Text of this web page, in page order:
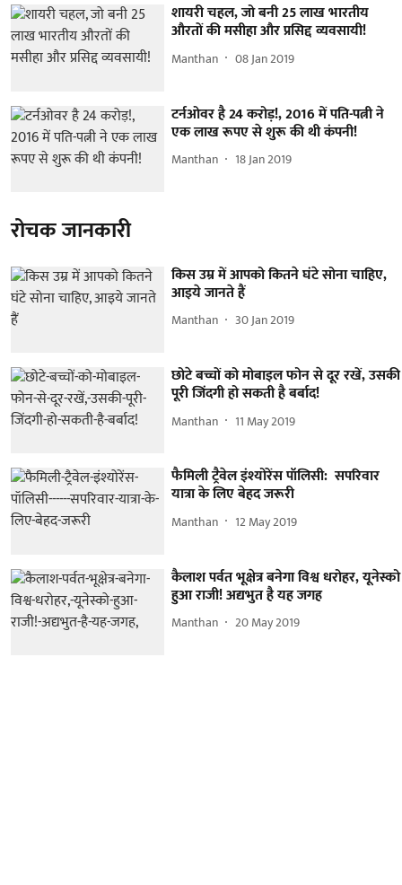
शायरी चहल, जो बनी 25 लाख भारतीय
औरतों की मसीहा और प्रसिद्द व्यवसायी!
Manthan 08 Jan 2019
टर्नओवर है 24 करोड़!, 2016 में पति-पत्नी ने
एक लाख रूपए से शुरू की थी कंपनी!
Manthan 18 Jan 2019
रोचक जानकारी
किस उम्र में आपको कितने घंटे सोना चाहिए,
आइये जानते हैं
Manthan 30 Jan 2019
छोटे बच्चों को मोबाइल फोन से दूर रखें, उसकी
पूरी जिंदगी हो सकती है बर्बाद!
Manthan 11 May 2019
फैमिली ट्रैवेल इंश्योरेंस पॉलिसी: सपरिवार
यात्रा के लिए बेहद जरूरी
Manthan 12 May 2019
कैलाश पर्वत भूक्षेत्र बनेगा विश्व धरोहर, यूनेस्को
हुआ राजी! अद्यभुत है यह जगह
Manthan 20 May 2019